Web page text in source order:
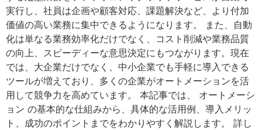
実行し、社員は企画や顧客対応、課題解決など、より付加
価値の高い業務に集中できるようになります。 また、自動
化は単なる業務効率化だけでなく、コスト削減や業務品質
の向上、スピーディーな意思決定にもつながります。現在
では、大企業だけでなく、中小企業でも手軽に導入できる
ツールが増えており、多くの企業がオートメーションを活
用して競争力を高めています。 本記事では、 オートメーシ
ョン の基本的な仕組みから、具体的な活用例、導入メリッ
ト、成功のポイントまでをわかりやすく解説します。 詳し